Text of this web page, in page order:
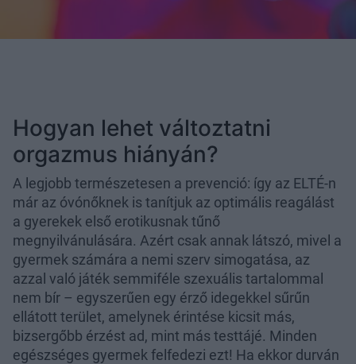
Hogyan lehet változtatni
orgazmus hiányán?
A legjobb természetesen a prevenció: így az ELTÉ-n
már az óvónőknek is tanítjuk az optimális reagálást
a gyerekek első erotikusnak tűnő
megnyilvánulására. Azért csak annak látszó, mivel a
gyermek számára a nemi szerv simogatása, az
azzal való játék semmiféle szexuális tartalommal
nem bír – egyszerűen egy érző idegekkel sűrűn
ellátott terület, amelynek érintése kicsit más,
bizsergőbb érzést ad, mint más testtájé. Minden
egészséges gyermek felfedezi ezt! Ha ekkor durván